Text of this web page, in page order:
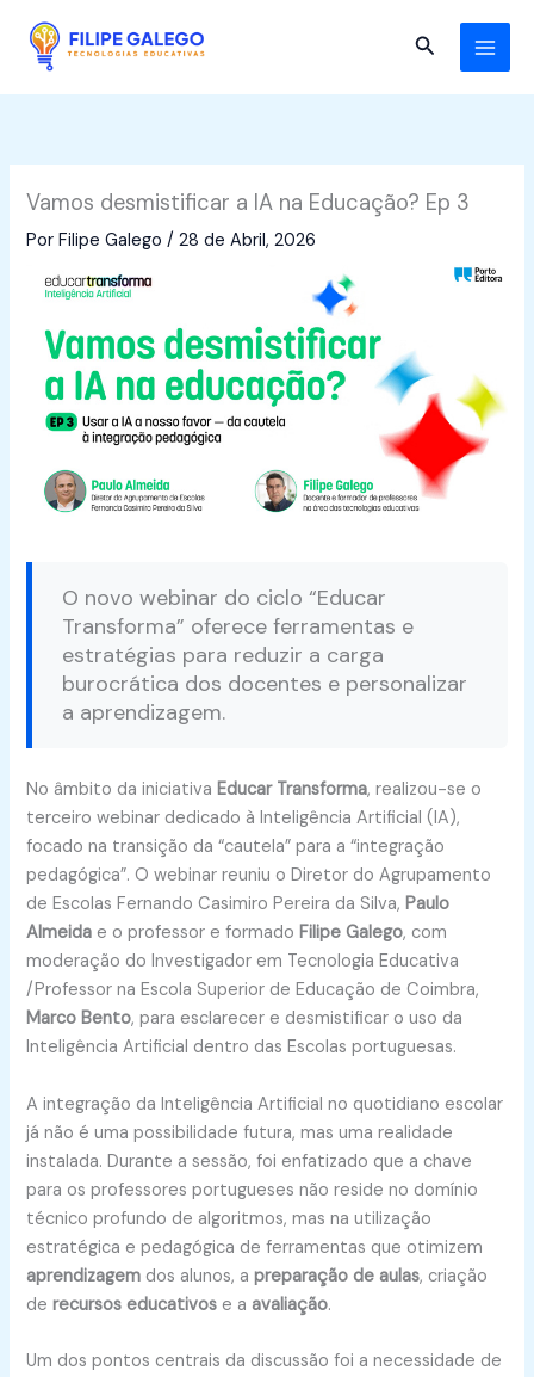
content
Search
Vamos desmistificar a IA na Educação? Ep 3
Por Filipe Galego/28 de Abril, 2026
O novo webinar do ciclo “Educar
Transforma” oferece ferramentas e
estratégias para reduzir a carga
burocrática dos docentes e personalizar
a aprendizagem.
No âmbito da iniciativaEducar Transforma, realizou-se o
terceiro webinar dedicado à Inteligência Artificial (IA),
focado na transição da “cautela” para a “integração
pedagógica”. O webinar reuniu o Diretor do Agrupamento
de Escolas Fernando Casimiro Pereira da Silva,Paulo
Almeida e o professor e formadoFilipe Galego, com
moderação do Investigador em Tecnologia Educativa
/Professor na Escola Superior de Educação de Coimbra,
Marco Bento, para esclarecer e desmistificar o uso da
Inteligência Artificial dentro das Escolas portuguesas.
A integração da Inteligência Artificial no quotidiano escolar
já não é uma possibilidade futura, mas uma realidade
instalada. Durante a sessão, foi enfatizado que a chave
para os professores portugueses não reside no domínio
técnico profundo de algoritmos, mas na utilização
estratégica e pedagógica de ferramentas que otimizem
aprendizagem dos alunos, apreparação de aulas, criação
derecursos educativos e a avaliação.
Um dos pontos centrais da discussão foi a necessidade de